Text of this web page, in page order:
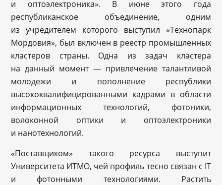
и оптоэлектроника». В июне этого года
республиканское объединение, одним
из учредителем которого выступил «Технопарк
Мордовия», был включен в реестр промышленных
кластеров страны. Одна из задач кластера
на данный момент — привлечение талантливой
молодежи и пополнение республики
высококвалифицированными кадрами в области
информационных технологий, фотоники,
волоконной оптики и оптоэлектроники
и нанотехнологий.
«Поставщиком» такого ресурса выступит
Университета ИТМО, чей профиль тесно связан с IT
и фотонными технологиями. Растить